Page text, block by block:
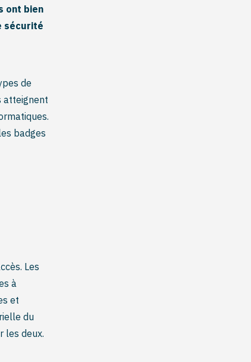
ont bien
sécurité
de
atteignent
badges
Les
à
et
du
les deux.